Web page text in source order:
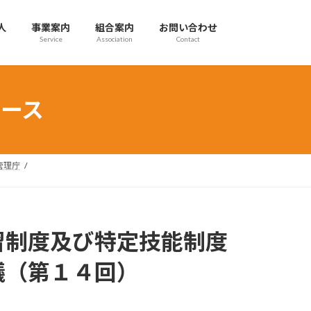
事業案内
Service
組合案内
Association
お問い合わせ
Contact
ス
理庁
度及び特定技能制度
第１４回）